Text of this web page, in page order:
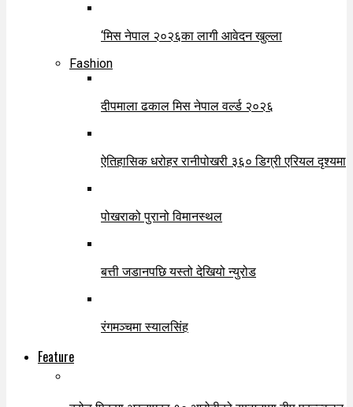
‘मिस नेपाल २०२६का लागी आवेदन खुल्ला
Fashion
दीपमाला ढकाल मिस नेपाल वर्ल्ड २०२६
ऐतिहासिक धरोहर रानीपोखरी ३६० डिग्री एरियल दृश्यमा
पोखराको पुरानो विमानस्थल
बत्ती जडानपछि यस्तो देखियो न्युरोड
रंगमञ्चमा स्यालसिंह
Feature